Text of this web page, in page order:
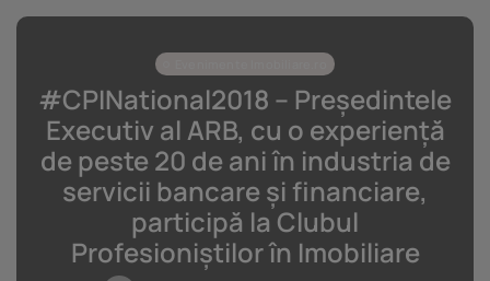
#CPINational2018 – Președintele
Executiv al ARB, cu o experiență
de peste 20 de ani în industria de
servicii bancare și financiare,
participă la Clubul
Profesioniștilor în Imobiliare